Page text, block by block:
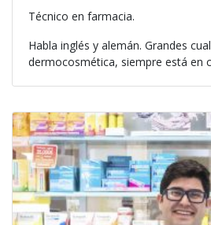
Técnico en farmacia.
Habla inglés y alemán. Grandes
dermocosmética, siempre está en